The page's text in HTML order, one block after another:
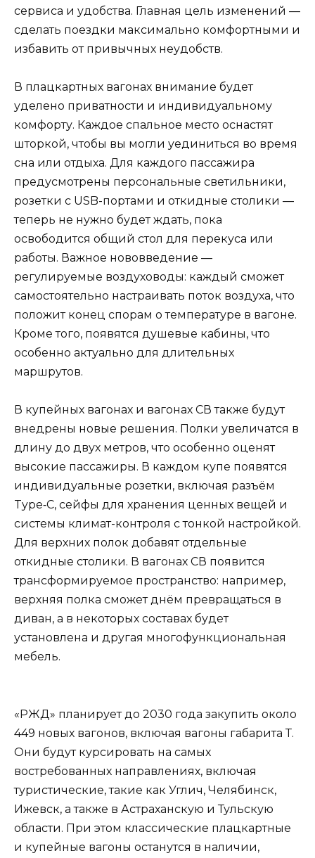
сервиса и удобства. Главная цель изменений —
сделать поездки максимально комфортными и
избавить от привычных неудобств.
В плацкартных вагонах внимание будет
уделено приватности и индивидуальному
комфорту. Каждое спальное место оснастят
шторкой, чтобы вы могли уединиться во время
сна или отдыха. Для каждого пассажира
предусмотрены персональные светильники,
розетки с USB-портами и откидные столики —
теперь не нужно будет ждать, пока
освободится общий стол для перекуса или
работы. Важное нововведение —
регулируемые воздуховоды: каждый сможет
самостоятельно настраивать поток воздуха, что
положит конец спорам о температуре в вагоне.
Кроме того, появятся душевые кабины, что
особенно актуально для длительных
маршрутов.
В купейных вагонах и вагонах СВ также будут
внедрены новые решения. Полки увеличатся в
длину до двух метров, что особенно оценят
высокие пассажиры. В каждом купе появятся
индивидуальные розетки, включая разъём
Type‑C, сейфы для хранения ценных вещей и
системы климат-контроля с тонкой настройкой.
Для верхних полок добавят отдельные
откидные столики. В вагонах СВ появится
трансформируемое пространство: например,
верхняя полка сможет днём превращаться в
диван, а в некоторых составах будет
установлена и другая многофункциональная
мебель.
«РЖД» планирует до 2030 года закупить около
449 новых вагонов, включая вагоны габарита Т.
Они будут курсировать на самых
востребованных направлениях, включая
туристические, такие как Углич, Челябинск,
Ижевск, а также в Астраханскую и Тульскую
области. При этом классические плацкартные
и купейные вагоны останутся в наличии,